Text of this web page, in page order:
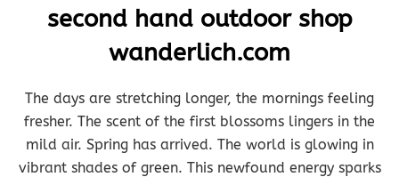
second hand outdoor shop
wanderlich.com
The days are stretching longer, the mornings feeling
fresher. The scent of the first blossoms lingers in the
mild air. Spring has arrived. The world is glowing in
vibrant shades of green. This newfound energy sparks